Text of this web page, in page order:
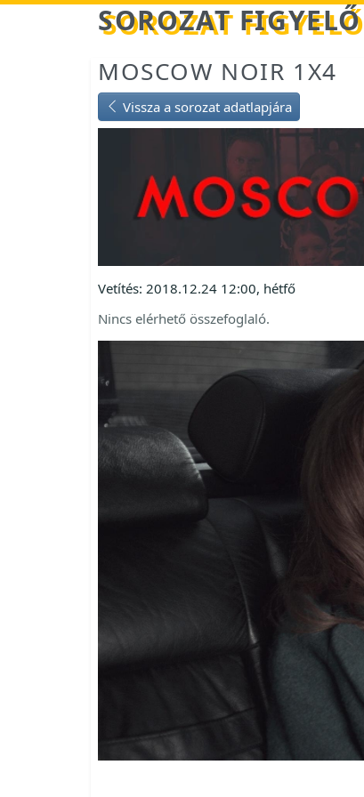
Betöltés... SOROZAT FIGYELŐ
MOSCOW NOIR 1X4
Vissza a sorozat adatlapjára
Vetítés: 2018.12.24 12:00, hétfő
Nincs elérhető összefoglaló.